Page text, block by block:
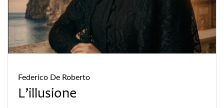
Federico De Roberto
L’illusione